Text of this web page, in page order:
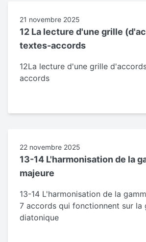
21 novembre 2025
12 La lecture d'une grille
textes-accords
12La lecture d'une grille
accords
22 novembre 2025
13-14 L'harmonisation de la
majeure
13-14 L'harmonisation de la
7 accords qui fonctionnent sur la
diatonique